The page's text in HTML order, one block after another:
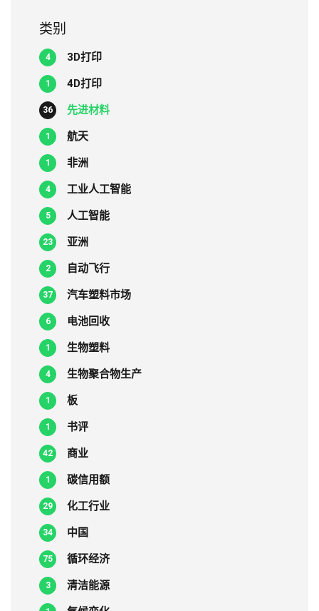
类别
3D打印
4
4D打印
1
先进材料
36
航天
1
非洲
1
工业人工智能
4
人工智能
5
亚洲
23
自动飞行
2
汽车塑料市场
37
电池回收
6
生物塑料
1
生物聚合物生产
4
板
1
书评
1
商业
42
碳信用额
1
化工行业
29
中国
34
循环经济
75
清洁能源
3